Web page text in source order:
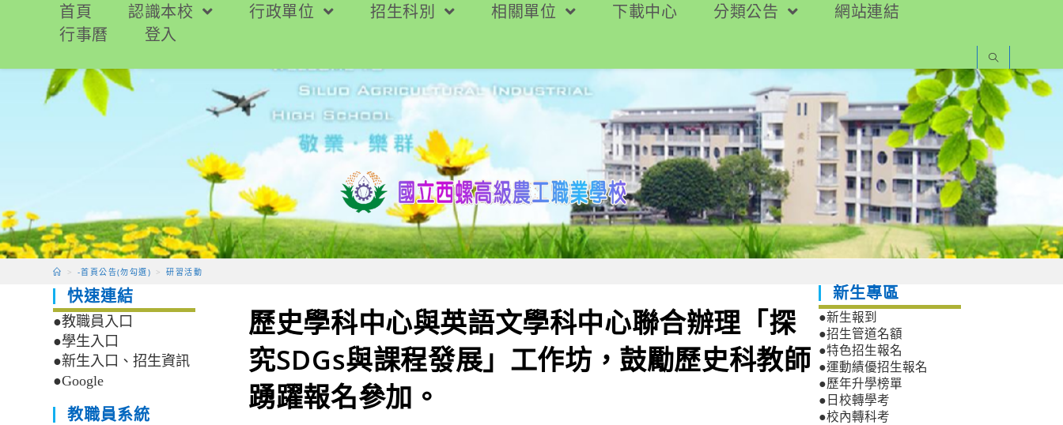
要
首頁 認識本校 行政單位 招生科別 相關單位 下載中心 分類公告
網站連結
行事曆
登入
> -首頁公告(勿勾選) > 研習活動
歷史學科中心與英語文學科中心聯合辦理「探
究SDGs與課程發展」工作坊，鼓勵歷史科教師
踴躍報名參加。
快速連結
●教職員入口
●學生入口
●新生入口、招生資訊
●Google
教職員系統
新生專區
●新生報到
●招生管道名額
●特色招生報名
●運動績優招生報名
●歷年升學榜單
●日校轉學考
●校內轉科考